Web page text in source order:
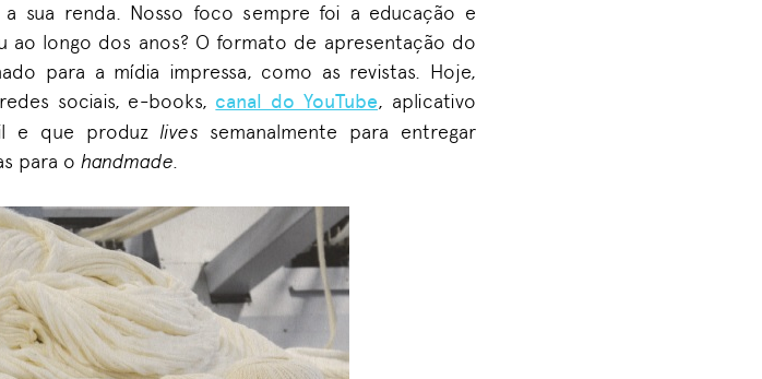
sua renda. Nosso foco sempre foi a educação e
ao longo dos anos? O formato de apresentação do
para a mídia impressa, como as revistas. Hoje,
sociais, e-books, canal do YouTube, aplicativo
e que produz lives semanalmente para entregar
para o handmade